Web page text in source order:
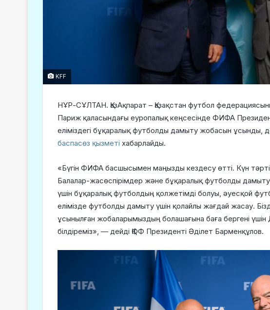
KFF
НҰР-СҰЛТАН. ҚазАқпарат – Қазақстан футбол
Париж қаласындағы еуропалық кеңсесінде ФИФА
еліміздегі бұқаралық футболды дамыту жобасын ұсынды,
баспасөз қызметі хабарлайды.
«Бүгін ФИФА басшысымен маңызды кездесу өтті. Күн
Балалар-жасөспірімдер және бұқаралық футболды
үшін бұқаралық футболдың қолжетімді болуы, әуесқой
елімізде футболды дамыту үшін қолайлы жағдай жасау.
ұсынылған жобаларымыздың болашағына баға бергені
білдіреміз», — дейді ҚФФ Президенті Әділет Барменқұлов.